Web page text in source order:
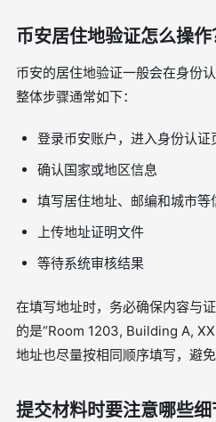
币安居住地验证怎么操作
币安的居住地验证一般会在身份
整体步骤通常如下：
登录币安账户，进入身份认证
确认国家或地区信息
填写居住地址、邮编和城市等
上传地址证明文件
等待系统审核结果
在填写地址时，务必确保内容与
的是“Room 1203, Building A,
地址也尽量按相同顺序填写，避
提交材料时要注意哪些细